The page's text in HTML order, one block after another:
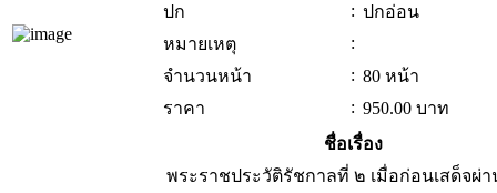
ปก
: ปกอ่อน
หมายเหตุ
:
จำนวนหน้า
: 80 หน้า
ราคา
: 950.00 บาท
ชื่อเรื่อง
พระราชประวัติรัชกาลที่ ๒ เมื่อก่อนเสด็จผ่